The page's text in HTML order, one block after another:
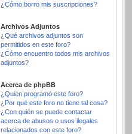
¿Cómo borro mis suscripciones?
Archivos Adjuntos
¿Qué archivos adjuntos son
permitidos en este foro?
¿Cómo encuentro todos mis archivos
adjuntos?
Acerca de phpBB
¿Quién programó este foro?
¿Por qué este foro no tiene tal cosa?
¿Con quién se puede contactar
acerca de abusos o usos ilegales
relacionados con este foro?